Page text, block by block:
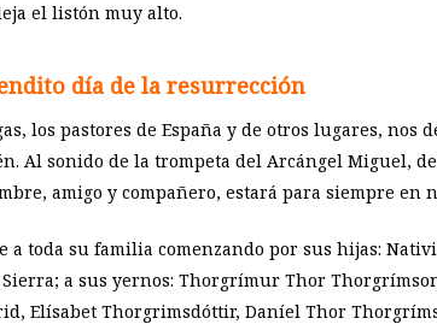
el listón muy alto.
día de la resurrección
los pastores de España y de otros lugares, nos
Al sonido de la trompeta del Arcángel Miguel,
amigo y compañero, estará para siempre en
a toda su familia comenzando por sus hijas:
a sus yernos: Thorgrímur Thor
Elísabet Thorgrimsdóttir, Daníel Thor